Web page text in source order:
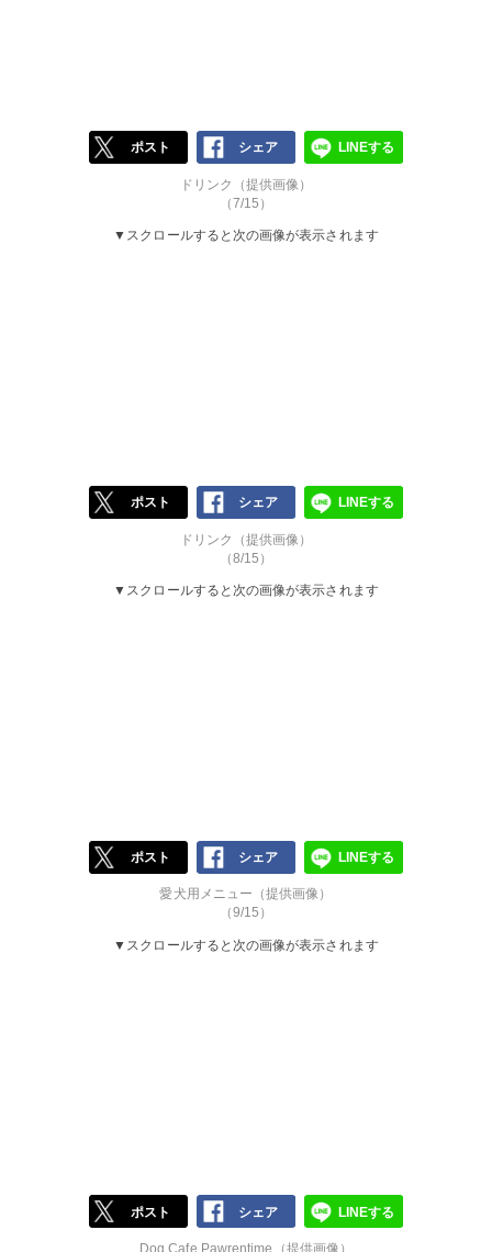
ポスト シェア LINEする
ドリンク（提供画像）
（7/15）
▼スクロールすると次の画像が表示されます
ポスト シェア LINEする
ドリンク（提供画像）
（8/15）
▼スクロールすると次の画像が表示されます
ポスト シェア LINEする
愛犬用メニュー（提供画像）
（9/15）
▼スクロールすると次の画像が表示されます
ポスト シェア LINEする
Dog Cafe Pawrentime（提供画像）